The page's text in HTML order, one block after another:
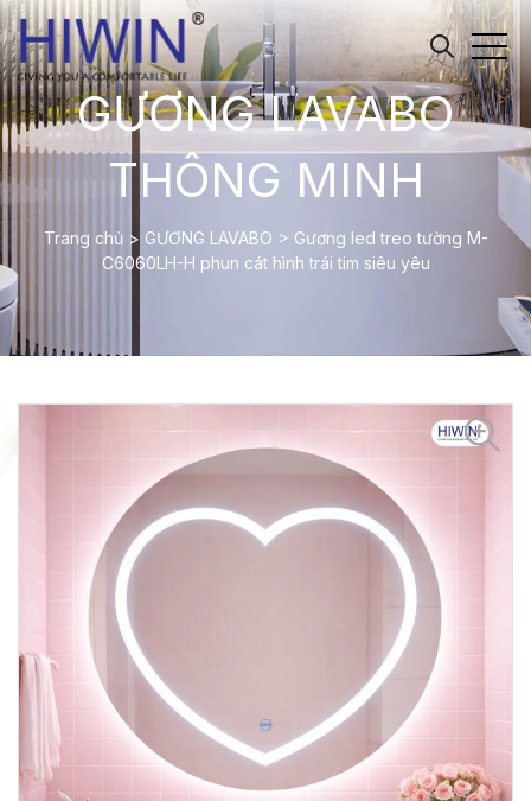
GƯƠNG LAVABO
THÔNG MINH
Trang chủ > GƯƠNG LAVABO > Gương led treo tường M-
C6060LH-H phun cát hình trái tim siêu yêu